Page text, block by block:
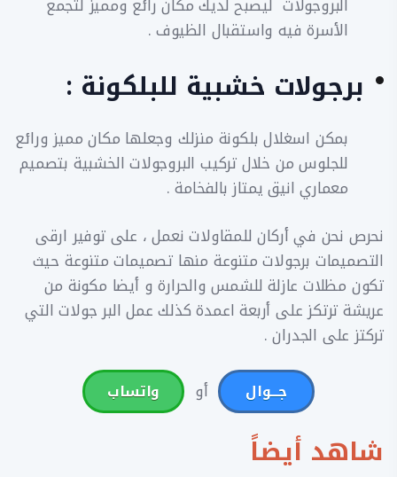
الأسرة فيه واستقبال الظيوف .
برجولات خشبية للبلكونة :
بمكن اسغلال بلكونة منزلك وجعلها مكان مميز ورائع
للجلوس من خلال تركيب البروجولات الخشبية بتصميم
معماري انيق يمتاز بالفخامة .
نحرص نحن في أركان للمقاولات نعمل ، على توفير ارقى
التصميمات برجولات متنوعة منها تصميمات متنوعة حيث
تكون مظلات عازلة للشمس والحرارة و أيضا مكونة من
عريشة ترتكز على أربعة اعمدة كذلك عمل البر جولات التي
تركتز على الجدران .
جـــوال أو واتساب
شاهد أيضاً